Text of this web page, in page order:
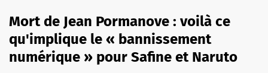
Mort de Jean Pormanove : voilà ce
qu'implique le « bannissement
numérique » pour Safine et Naruto